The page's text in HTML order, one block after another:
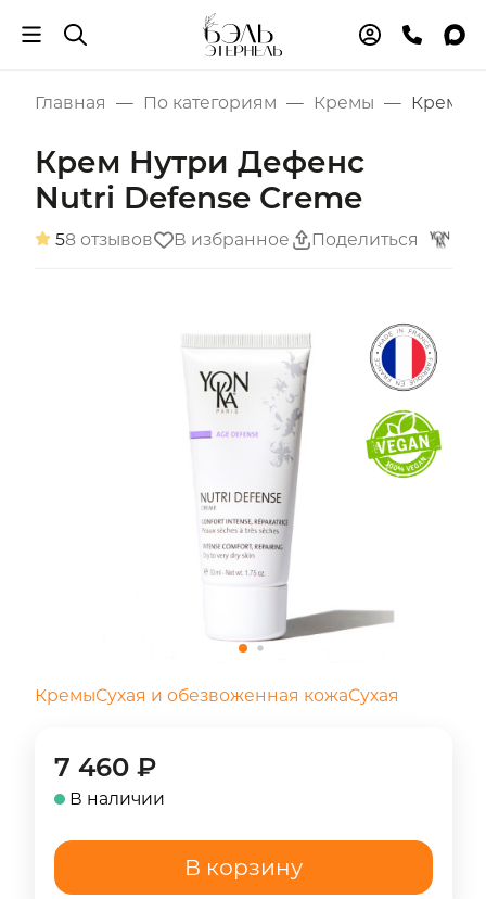
Главная По категориям Кремы Крем
Крем Нутри Дефенс
Nutri Defense Creme
58 отзывов В избранное Поделиться
КремыСухая и обезвоженная кожаСухая
7 460 ₽
В наличии
В корзину